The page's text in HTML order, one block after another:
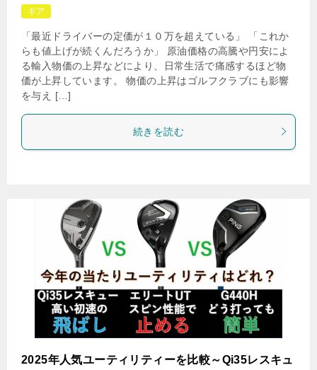
ギア
「最近ドライバーの定価が１０万を超えている」 「これか
らも値上げが続くんだろうか」 原油価格の高騰や円安によ
る輸入物価の上昇などにより、日常生活で痛感するほど物
価が上昇しています。 物価の上昇はゴルフクラブにも影響
を与え […]
続きを読む
2025年人気ユーティリティーを比較～Qi35レスキュ